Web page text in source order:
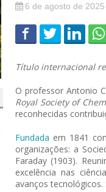
6 de agosto de 2025
Título internacional
O professor Antonio
Royal Society of
reconhecidas
Fundada em 1841
organizações: a
Faraday (1903).
excelência nas
avanços